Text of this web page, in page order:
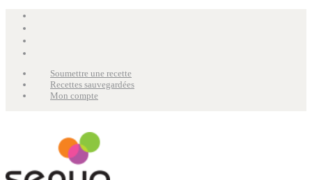
Soumettre une recette
Recettes sauvegardées
Mon compte